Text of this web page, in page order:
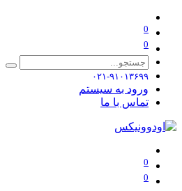
0
0
۰۲۱-۹۱۰۱۳۶۹۹
ورود به سیستم
تماس با ما
0
0